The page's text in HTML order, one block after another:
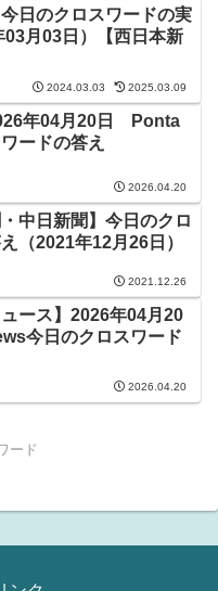
今日のクロスワードの実
月03日）【西日本新
2024.03.03 2025.03.09
年04月20日 Ponta
ードの答え
2026.04.20
・中日新聞】今日のクロ
（2021年12月26日）
2021.12.26
ュース】2026年04月20
今日のクロスワード
2026.04.20
ード